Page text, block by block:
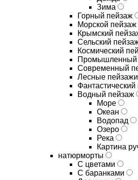
Зима
Горный пейзаж
Морской пейзаж
Крымский
Сельский
Космический
Промышленный
Современный
Лесные пейзажи
Водный пейзаж
Море
Океан
Водопад
Озеро
Река
Картина
натюрморты
С цветами
С баранками